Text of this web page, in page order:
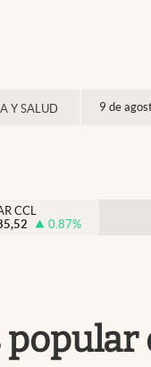
Y SALUD 9 de
CCL
0.87%